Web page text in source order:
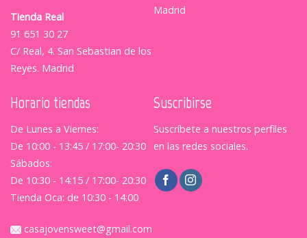
Tienda Real
91 651 30 27
C/ Real, 4. San Sebastian de los
Reyes. Madrid
Madrid
Horario tiendas
De Lunes a Viernes:
De 10:00 - 13:45 / 17:00- 20:30
Sábados:
De 10:30 - 14:15 / 17:00- 20:30
Tienda Oca: de 10:30 - 14:00
Suscribirse
Suscríbete a nuestros perfiles
en las redes sociales.
casajovensweet@gmail.com